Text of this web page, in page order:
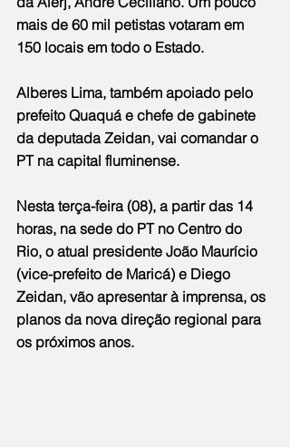
mais de 60 mil petistas votaram em
150 locais em todo o Estado.
Alberes Lima, também apoiado pelo
prefeito Quaquá e chefe de gabinete
da deputada Zeidan, vai comandar o
PT na capital fluminense.
Nesta terça-feira (08), a partir das 14
horas, na sede do PT no Centro do
Rio, o atual presidente João Maurício
(vice-prefeito de Maricá) e Diego
Zeidan, vão apresentar à imprensa, os
planos da nova direção regional para
os próximos anos.